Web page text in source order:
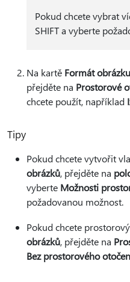
Pokud chcete vybrat
SHIFT a vyberte
Na kartě Formát obrázku
přejděte na Prostorové
chcete použít, například
Tipy
Pokud chcete vytvořit
obrázků, přejděte na
vyberte Možnosti
požadovanou možnost.
Pokud chcete
obrázků, přejděte na
Bez prostorového